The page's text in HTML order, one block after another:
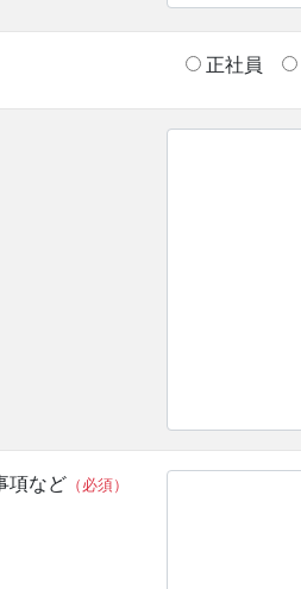
正社員
項など （必須）